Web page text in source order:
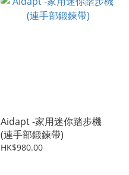
Aidapt -家用迷你踏步機
(連手部鍛鍊帶)
HK$980.00